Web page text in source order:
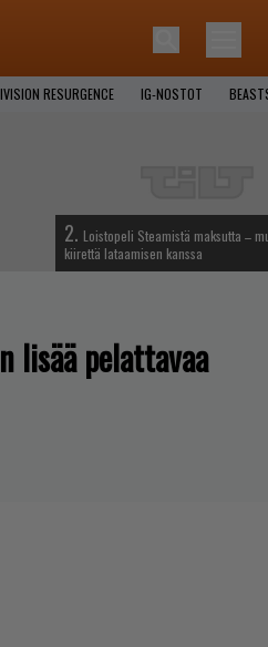
RESURGENCE IG-NOSTOT
2. Loistopeli Steamistä maksutta –
kiirettä lataamisen kanssa
lisää pelattavaa